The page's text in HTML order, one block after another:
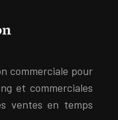
commerciale pour
et commerciales
ventes en temps